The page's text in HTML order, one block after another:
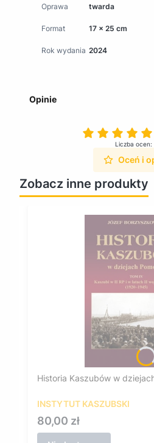
Oprawa twarda
Format 17 x 25 cm
Rok wydania 2024
Opinie
Liczba ocen:
Oceń i
Zobacz inne produkty
Historia Kaszubów w
INSTYTUT KASZUBSKI
Cena
80,00 zł